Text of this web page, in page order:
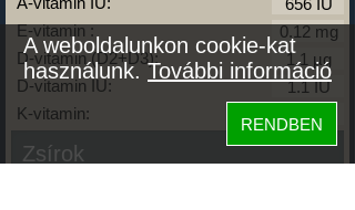
E-vitamin :
D-vitamin (D2+D3):
D-vitamin IU:
K-vitamin:
Zsírok
A weboldalunkon cookie-kat
használunk.További információ
RENDBEN